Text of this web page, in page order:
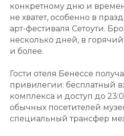
конкретному дню и
не хватет, особенно в
арт-фестиваля Сетоути.
несколько дней, в
и более.
Гости отеля Бенессе
привилегии: бесплатный
комплекса и доступ до
обычных посетителей
специальный трансфер